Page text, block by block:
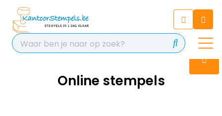
Chatbot
Chat 24/7 met onze chatbot
voor hulp
Contact
Online stempels